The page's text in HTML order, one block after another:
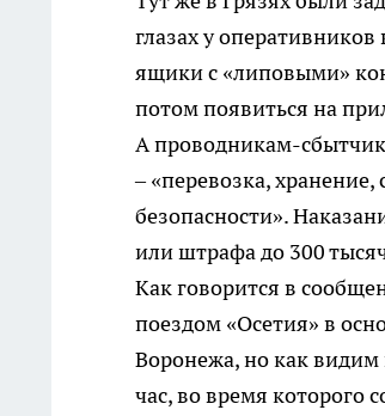
глазах у
ящики с «липовыми»
потом появиться на
А проводникам-
– «перевозка,
безопасности».
или штрафа до 300
Как говорится в
поездом «Осетия» в
Воронежа, но как видим
час, во время которого